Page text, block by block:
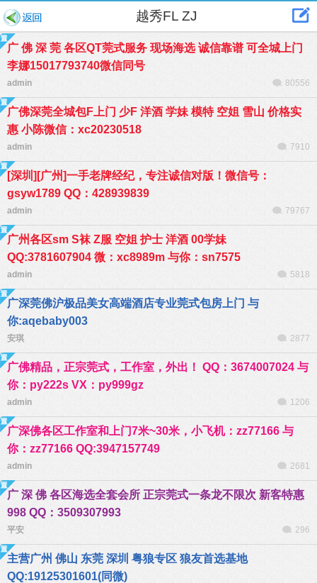
越秀FL ZJ
广 佛 深 莞 各区QT莞式服务 现场海选 诚信靠谱 可全城上门
李娜15017793740微信同号
admin 80556
广佛深莞全城包F上门 少F 洋酒 学妹 模特 空姐 雪山 价格实
惠 小陈微信：xc20230518
admin 7910
[深圳][广州]一手老牌经纪，专注诚信对版！微信号：
gsyw1789 QQ：428939839
admin 79767
广州各区sm S袜 Z服 空姐 护士 洋酒 00学妹
QQ:3781607904 微：xc8989m 与你：sn7575
admin 5818
广深莞佛沪极品美女高端酒店专业莞式包房上门 与
你:aqebaby003
安琪 2877
广佛精品，正宗莞式，工作室，外出！ QQ：3674007024 与
你：py222s VX：py999gz
admin 1206
广深佛各区工作室和上门7米~30米，小飞机：zz77166 与
你：zz77166 QQ:3947157749
admin 2681
广 深 佛 各区海选全套会所 正宗莞式一条龙不限次 新客特惠
998 QQ：3509307993
平安 296
主营广州 佛山 东莞 深圳 粤狼专区 狼友首选基地
QQ:19125301601(同微)